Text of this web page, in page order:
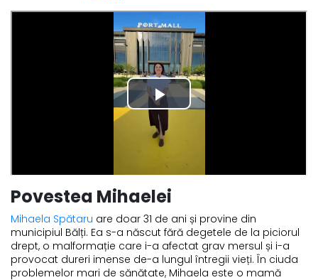
Povestea Mihaelei
Mihaela Spătaru are doar 31 de ani și provine din
municipiul Bălți. Ea s-a născut fără degetele de la piciorul
drept, o malformație care i-a afectat grav mersul și i-a
provocat dureri imense de-a lungul întregii vieți. În ciuda
problemelor mari de sănătate, Mihaela este o mamă